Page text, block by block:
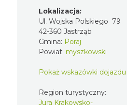
Lokalizacja:
Ul. Wojska Polskiego 79
42-360 Jastrząb
Gmina: Poraj
Powiat: myszkowski
Pokaż wskazówki dojazdu
Region turystyczny:
Jura Krakowsko-